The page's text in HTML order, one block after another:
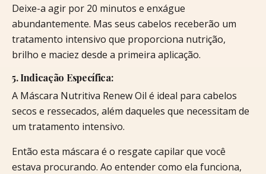
Deixe-a agir por 20 minutos e enxágue
abundantemente. Mas seus cabelos receberão um
tratamento intensivo que proporciona nutrição,
brilho e maciez desde a primeira aplicação.
5. Indicação Específica:
A Máscara Nutritiva Renew Oil é ideal para cabelos
secos e ressecados, além daqueles que necessitam de
um tratamento intensivo.
Então esta máscara é o resgate capilar que você
estava procurando. Ao entender como ela funciona,